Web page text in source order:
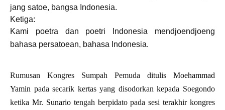
jang satoe, bangsa Indonesia.
Ketiga:
Kami poetra dan poetri Indonesia mendjoendjoeng
bahasa persatoean, bahasa Indonesia.
Rumusan Kongres Sumpah Pemuda ditulis Moehammad
Yamin pada secarik kertas yang disodorkan kepada Soegondo
ketika Mr. Sunariotengah berpidato pada sesi terakhir kongres